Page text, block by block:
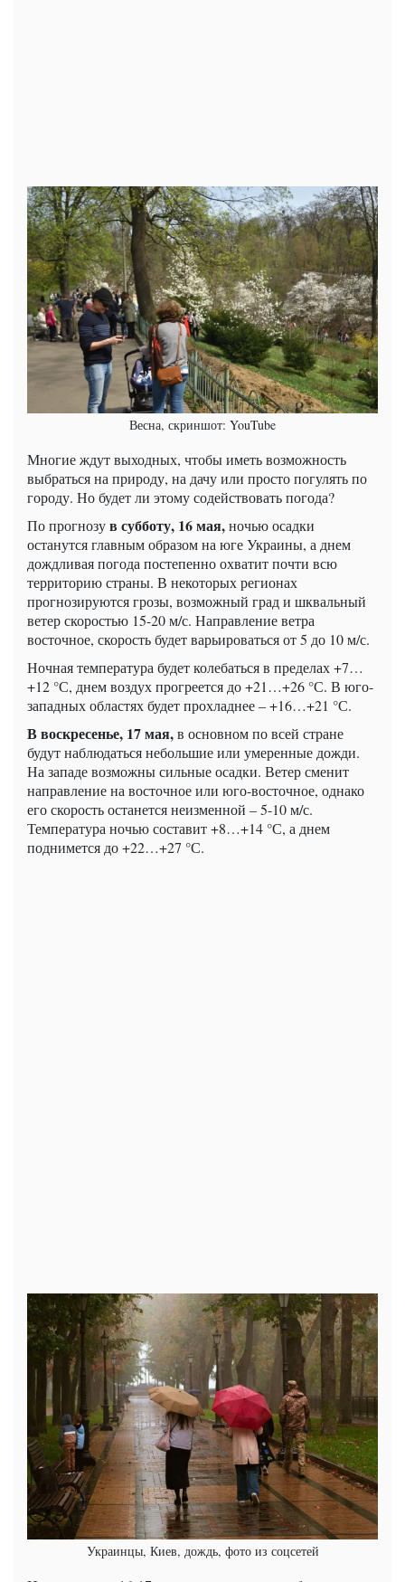
Весна, скриншот: YouTube
Многие ждут выходных, чтобы иметь возможность
выбраться на природу, на дачу или просто погулять по
городу. Но будет ли этому содействовать погода?
По прогнозув субботу, 16 мая,ночью осадки
останутся главным образом на юге Украины, а днем ​​
дождливая погода постепенно охватит почти всю
территорию страны. В некоторых регионах
прогнозируются грозы, возможный град и шквальный
ветер скоростью 15-20 м/с. Направление ветра
восточное, скорость будет варьироваться от 5 до 10 м/с.
Ночная температура будет колебаться в пределах +7…
+12 °С, днем ​​воздух прогреется до +21…+26 °С. В юго-
западных областях будет прохладнее – +16…+21 °С.
В воскресенье, 17 мая,в основном по всей стране
будут наблюдаться небольшие или умеренные дожди.
На западе возможны сильные осадки. Ветер сменит
направление на восточное или юго-восточное, однако
его скорость останется неизменной – 5-10 м/с.
Температура ночью составит +8…+14 °С, а днем ​​
поднимется до +22…+27 °С.
Украинцы, Киев, дождь, фото из соцсетей